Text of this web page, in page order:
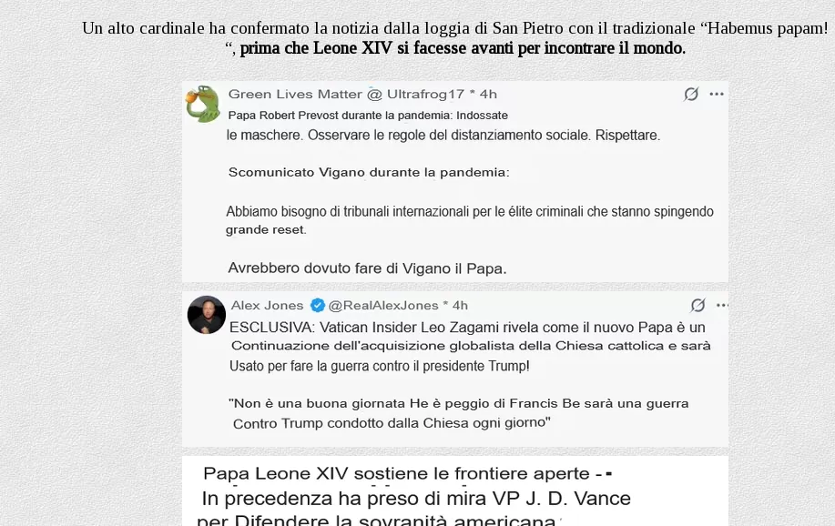
Un alto cardinale ha confermato la notizia dalla loggia di San Pietro con il tradizionale “Habemus papam!
“,prima che Leone XIV si facesse avanti per incontrare il mondo.